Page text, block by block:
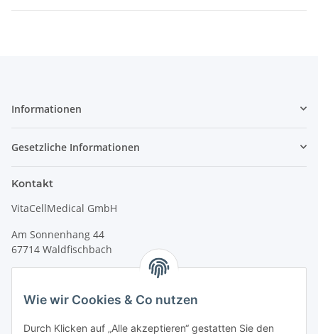
Wie wir Cookies & Co nutzen
Durch Klicken auf „Alle akzeptieren“ gestatten Sie den
Informationen
Gesetzliche Informationen
Kontakt
VitaCellMedical GmbH
Am Sonnenhang 44
67714 Waldfischbach